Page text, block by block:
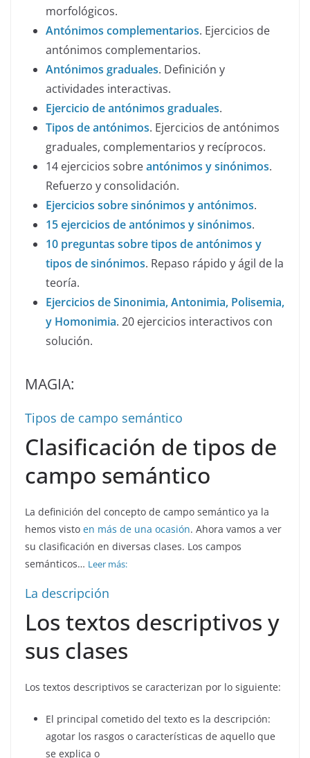
morfológicos.
Antónimos complementarios. Ejercicios de
antónimos complementarios.
Antónimos graduales. Definición y
actividades interactivas.
Ejercicio de antónimos graduales.
Tipos de antónimos. Ejercicios de antónimos
graduales, complementarios y recíprocos.
14 ejercicios sobreantónimos y sinónimos.
Refuerzo y consolidación.
Ejercicios sobre sinónimos y antónimos.
15 ejercicios de antónimos y sinónimos.
10 preguntas sobre tipos de antónimos y
tipos de sinónimos. Repaso rápido y ágil de la
teoría.
Ejercicios de Sinonimia, Antonimia, Polisemia,
y Homonimia. 20 ejercicios interactivos con
solución.
MAGIA:
Tipos de campo semántico
Clasificación de tipos de
campo semántico
La definición del concepto de campo semántico ya la
hemos visto en más de una ocasión. Ahora vamos a ver
su clasificación en diversas clases. Los campos
semánticos… Leer más:
La descripción
Los textos descriptivos y
sus clases
Los textos descriptivos se caracterizan por lo siguiente:
El principal cometido del texto es la descripción:
agotar los rasgos o características de aquello que
se explica o